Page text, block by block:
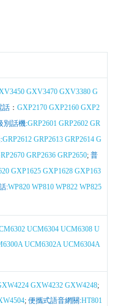
GXV3470 GXV3380 G
話 ： GXP2170 GXP2160 GXP2
別話機:GRP2601 GRP2602 GR
GRP2612 GRP2613 GRP2614 G
GRP2636 GRP2650; 普
GXP1625 GXP1628 GXP163
:WP820 WP810 WP822 WP825
UCM6304 UCM6308 U
UCM6302A UCM6304A
GXW4232 GXW4248;
; 便攜式語音網關:HT801